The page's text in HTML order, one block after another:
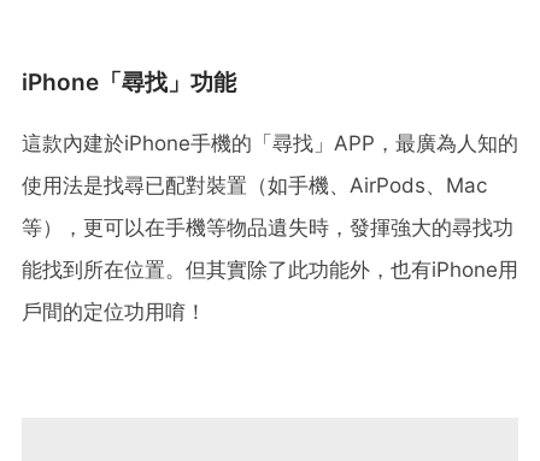
iPhone「尋找」功能
這款內建於iPhone手機的「尋找」APP，最廣為人知的
使用法是找尋已配對裝置（如手機、AirPods、Mac
等），更可以在手機等物品遺失時，發揮強大的尋找功
能找到所在位置。但其實除了此功能外，也有iPhone用
戶間的定位功用唷！